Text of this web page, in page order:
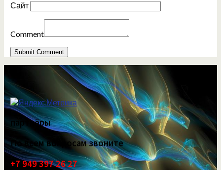
Сайт
Comment
партнёры
По всем вопросам звоните
+7 949 397 26 27